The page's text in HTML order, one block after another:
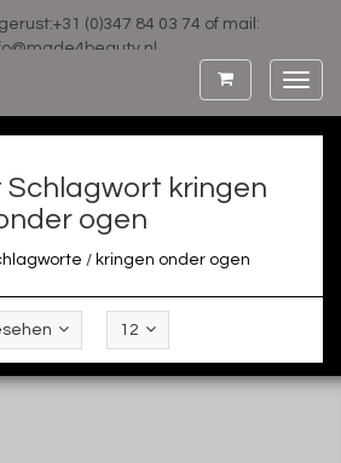
(0)347 84 03 74 of mail:
Schlagwort kringen
ogen
/ kringen onder ogen
12